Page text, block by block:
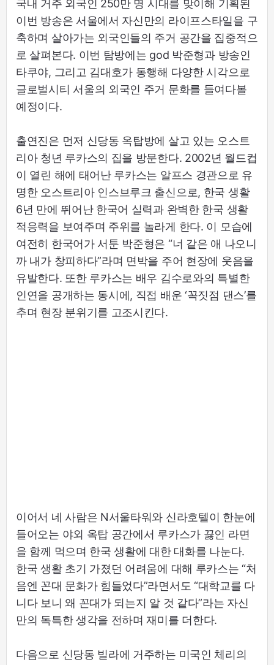
국내 거주 외국인 250만 명 시대를 맞이해 기획된
이번 방송은 서울에서 자신만의 라이프스타일을 구
축하며 살아가는 외국인들의 주거 공간을 집중적으
로 살펴본다. 이번 탐방에는 god 박준형과 방송인
타쿠야, 그리고 김대호가 동행해 다양한 시각으로
글로벌시티 서울의 외국인 주거 문화를 들여다볼
예정이다.
출연진은 먼저 신당동 옥탑방에 살고 있는 오스트
리아 청년 루카스의 집을 방문한다. 2002년 월드컵
이 열린 해에 태어난 루카스는 알프스 경관으로 유
명한 오스트리아 인스브루크 출신으로, 한국 생활
6년 만에 뛰어난 한국어 실력과 완벽한 한국 생활
적응력을 보여주며 주위를 놀라게 한다. 이 모습에
여전히 한국어가 서툰 박준형은 “너 같은 애 나오니
까 내가 창피하다”라며 면박을 주어 현장에 웃음을
유발한다. 또한 루카스는 배우 김수로와의 특별한
인연을 공개하는 동시에, 직접 배운 ‘꼭짓점 댄스’를
추며 현장 분위기를 고조시킨다.
이어서 네 사람은 N서울타워와 신라호텔이 한눈에
들어오는 야외 옥탑 공간에서 루카스가 끓인 라면
을 함께 먹으며 한국 생활에 대한 대화를 나눈다.
한국 생활 초기 가졌던 어려움에 대해 루카스는 “처
음엔 꼰대 문화가 힘들었다”라면서도 “대학교를 다
니다 보니 왜 꼰대가 되는지 알 것 같다”라는 자신
만의 독특한 생각을 전하며 재미를 더한다.
다음으로 신당동 빌라에 거주하는 미국인 체리의